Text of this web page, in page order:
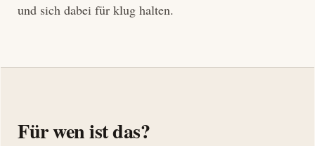
und sich dabei für klug halten.
Für wen ist das?